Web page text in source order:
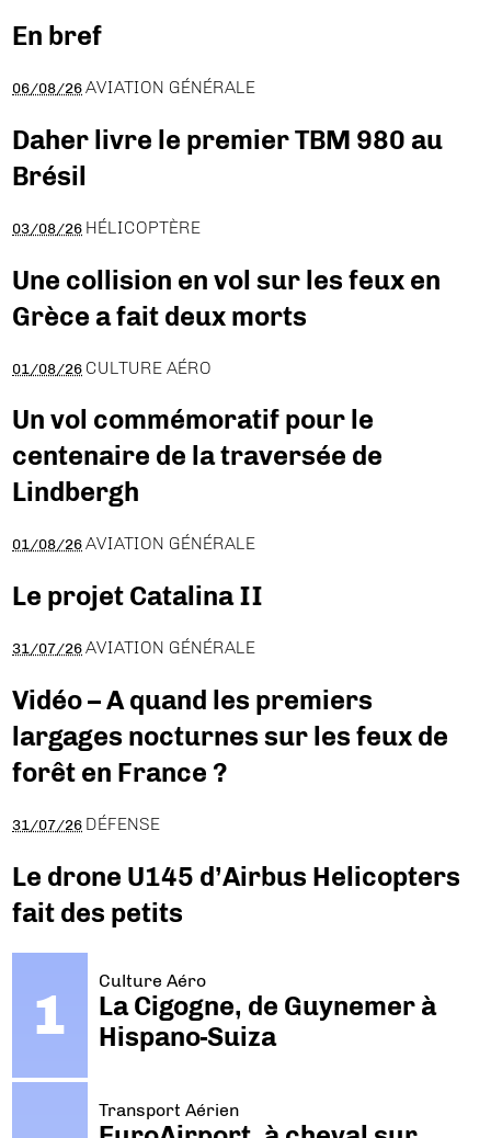
En bref
06/08/26 AVIATION GÉNÉRALE
Daher livre le premier TBM 980 au
Brésil
03/08/26 HÉLICOPTÈRE
Une collision en vol sur les feux en
Grèce a fait deux morts
01/08/26 CULTURE AÉRO
Un vol commémoratif pour le
centenaire de la traversée de
Lindbergh
01/08/26 AVIATION GÉNÉRALE
Le projet Catalina II
31/07/26 AVIATION GÉNÉRALE
Vidéo – A quand les premiers
largages nocturnes sur les feux de
forêt en France ?
31/07/26 DÉFENSE
Le drone U145 d’Airbus Helicopters
fait des petits
Culture Aéro
La Cigogne, de Guynemer à
Hispano-Suiza
Transport Aérien